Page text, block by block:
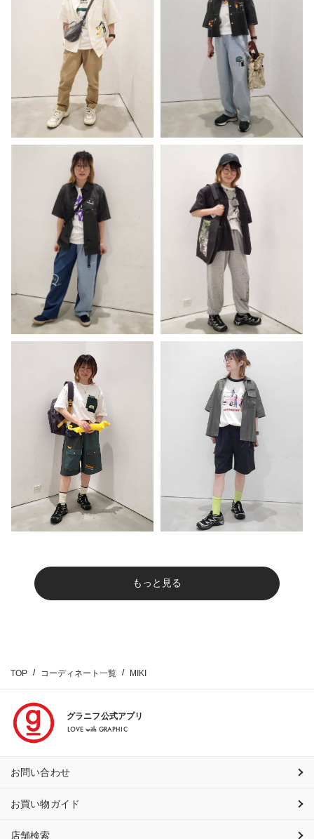
もっと見る
TOP コーディネート一覧 MIKI
グラニフ公式アプリ
LOVE with GRAPHIC
お問い合わせ
お買い物ガイド
店舗検索